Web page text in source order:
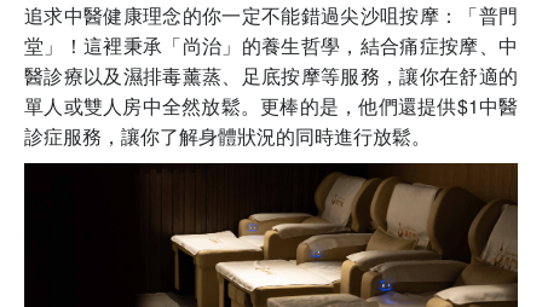
追求中醫健康理念的你一定不能錯過尖沙咀按摩：「普門
堂」！這裡秉承「尚治」的養生哲學，結合痛症按摩、中
醫診療以及濕排毒薰蒸、足底按摩等服務，讓你在舒適的
單人或雙人房中全然放鬆。更棒的是，他們還提供$1中醫
診症服務，讓你了解身體狀況的同時進行放鬆。